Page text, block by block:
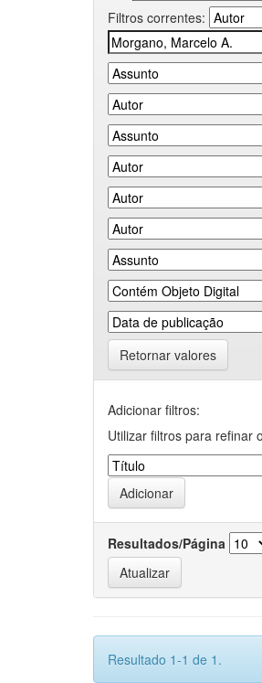
Filtros correntes:
Retornar valores
Adicionar filtros:
Utilizar filtros para refinar
Resultados/Página
Resultado 1-1 de 1.